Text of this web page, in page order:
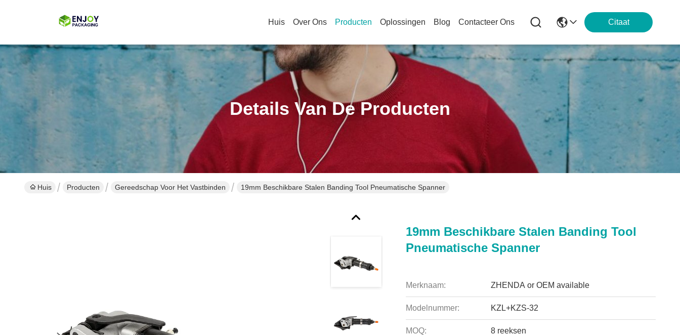
Huis Over Ons Producten Oplossingen Blog Contacteer Ons Citaat
Details Van De Producten
Huis Producten Gereedschap Voor Het Vastbinden 19mm Beschikbare Stalen Banding Tool Pneumatische Spanner
19mm Beschikbare Stalen Banding Tool
Pneumatische Spanner
Merknaam: ZHENDA or OEM available
Modelnummer: KZL+KZS-32
MOQ: 8 reeksen